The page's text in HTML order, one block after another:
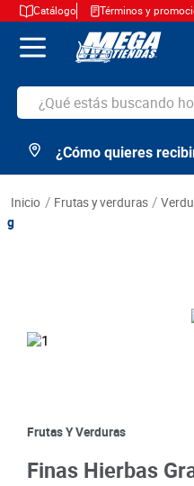
Catálogo Términos y
¿Qué estás buscando hoy?
TÉRMINOS MÁS
9.
queso
10. papa
¿Cómo quieres
frutas y verduras
g
Frutas Y Verduras
Finas Hierbas